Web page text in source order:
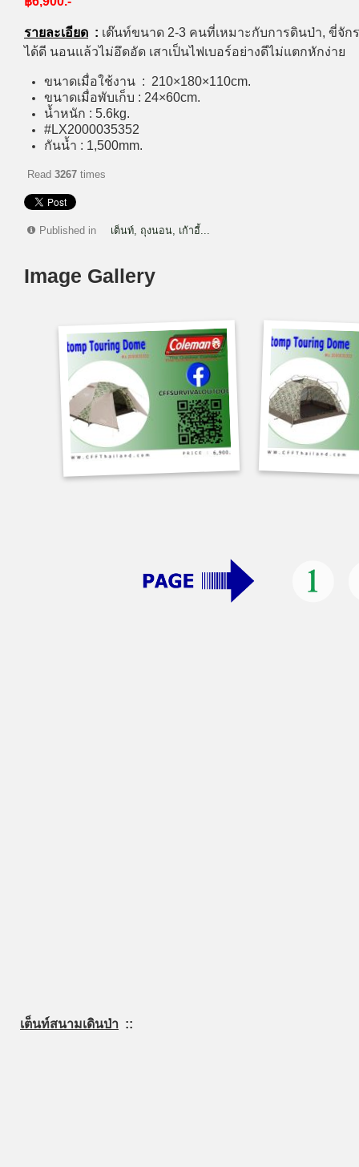
รายละเอียด : เต๊นท์ขนาด 2-3 คนที่เหมาะกับการดินป่า, ขี่จั
ได้ดี นอนแล้วไม่อึดอัด เสาเป็นไฟเบอร์อย่างดีไม่แตกหักง่าย
ขนาดเมื่อใช้งาน : 210×180×110cm.
ขนาดเมื่อพับเก็บ : 24×60cm.
น้ำหนัก : 5.6kg.
#LX2000035352
กันน้ำ : 1,500mm.
Read 3267 times
Published in เต็นท์, ถุงนอน, เก้าอี้...
Image Gallery
เต็นท์สนามเดินป่า ::